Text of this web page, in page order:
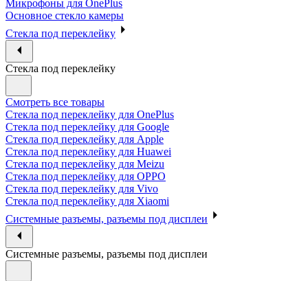
Микрофоны для OnePlus
Основное стекло камеры
Стекла под переклейку
Стекла под переклейку
Смотреть все товары
Стекла под переклейку для OnePlus
Стекла под переклейку для Google
Стекла под переклейку для Apple
Стекла под переклейку для Huawei
Стекла под переклейку для Meizu
Стекла под переклейку для OPPO
Стекла под переклейку для Vivo
Стекла под переклейку для Xiaomi
Системные разъемы, разъемы под дисплеи
Системные разъемы, разъемы под дисплеи